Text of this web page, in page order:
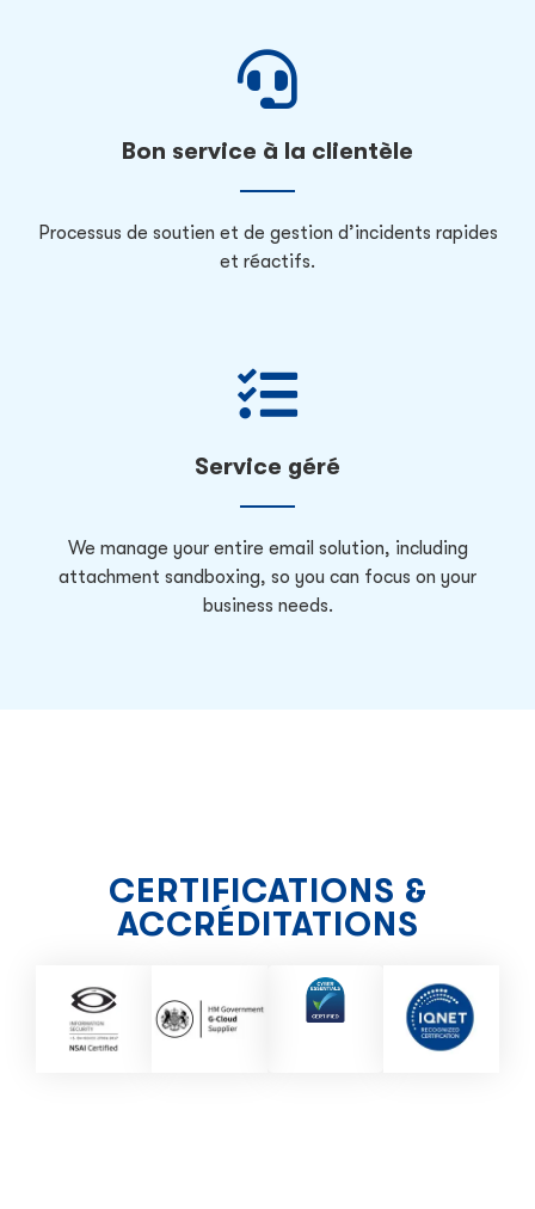
Bon service à la clientèle
Processus de soutien et de gestion d’incidents rapides
et réactifs.
Service géré
We manage your entire email solution, including
attachment sandboxing, so you can focus on your
business needs.
CERTIFICATIONS &
ACCRÉDITATIONS